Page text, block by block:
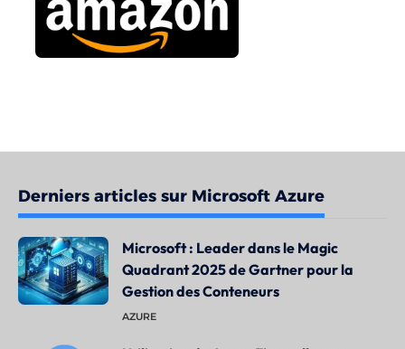
Derniers articles sur Microsoft Azure
Microsoft : Leader dans le Magic
Quadrant 2025 de Gartner pour la
Gestion des Conteneurs
AZURE